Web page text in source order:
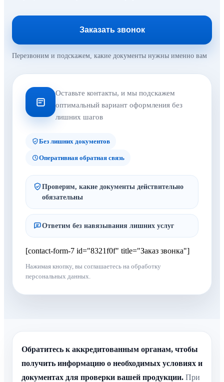
Заказать звонок
Перезвоним и подскажем, какие документы нужны именно вам
Оставьте контакты, и мы подскажем
оптимальный вариант оформления без
лишних шагов
Без лишних документов
Оперативная обратная связь
Проверим, какие документы действительно
обязательны
Ответим без навязывания лишних услуг
[contact-form-7 id="8321f0f" title="Заказ звонка"]
Нажимая кнопку, вы соглашаетесь на обработку
персональных данных.
Обратитесь к аккредитованным органам, чтобы
получить информацию о необходимых условиях и
документах для проверки вашей продукции. При